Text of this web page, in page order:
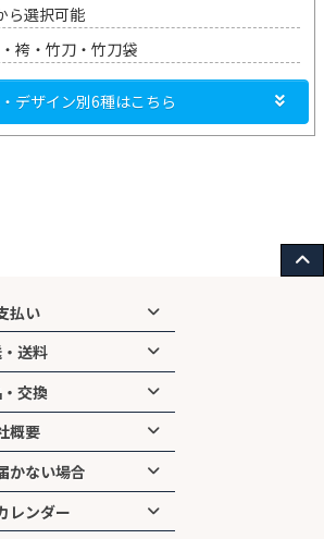
ら選択可能
袴・竹刀・竹刀袋
デザイン別6種はこちら
払い
引／銀行振込／コンビニ前払い／後払い／
上で無料）
をご確認ください
送料
で送料無料
円
、翌営業日に出荷
場合がございます
入荷後にまとめて発送となります。
交換
無料
ゼッケンは商品の性質上、交換・返品不可と
などお客様都合の交換・返品は送料ご負担と
概要
グ
那須町高久甲5980−1
日9:00〜17:15)
かない場合
メールが届かない場合は、メールアドレスの
レンダー